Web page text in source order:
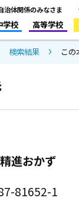
治体関係のみなさま
学校 高等学校
検索結果 こ
進おかず
81652-1